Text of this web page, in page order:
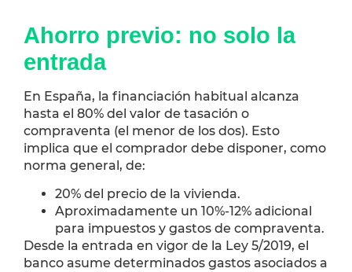
Ahorro previo: no solo la
entrada
En España, la financiación habitual alcanza
hasta el 80% del valor de tasación o
compraventa (el menor de los dos). Esto
implica que el comprador debe disponer, como
norma general, de:
20% del precio de la vivienda.
Aproximadamente un 10%-12% adicional
para impuestos y gastos de compraventa.
Desde la entrada en vigor de la Ley 5/2019, el
banco asume determinados gastos asociados a